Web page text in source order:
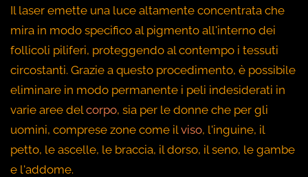
Il laser emette una luce altamente concentrata che
mira in modo specifico al pigmento all'interno dei
follicoli piliferi, proteggendo al contempo i tessuti
circostanti. Grazie a questo procedimento, è possibile
eliminare in modo permanente i peli indesiderati in
varie aree del corpo, sia per le donne che per gli
uomini, comprese zone come il viso, l'inguine, il
petto, le ascelle, le braccia, il dorso, il seno, le gambe
e l'addome.